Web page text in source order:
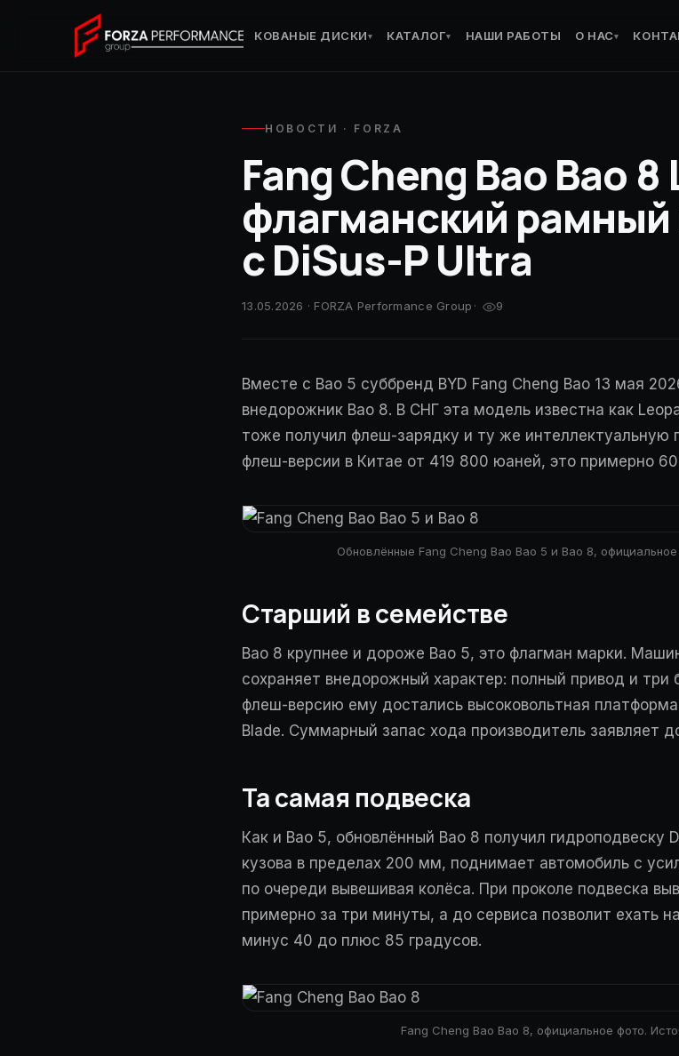
КОВАНЫЕ ДИСКИ▾ КАТАЛОГ▾ НАШИ РАБОТЫ О НАС▾
НОВОСТИ · FORZA
Fang Cheng Bao Bao
флагманский
с DiSus-P Ultra
13.05.2026 · FORZA Performance Group · 9
Вместе с Bao 5 суббренд BYD Fang Cheng Bao 13 мая
внедорожник Bao 8. В СНГ эта модель известна как
тоже получил флеш-зарядку и ту же интеллектуальную
флеш-версии в Китае от 419 800 юаней, это примерно
Обновлённые Fang Cheng Bao Bao 5 и Bao 8, официальное
Старший в семействе
Bao 8 крупнее и дороже Bao 5, это флагман марки.
сохраняет внедорожный характер: полный привод и три
флеш-версию ему достались высоковольтная
Blade. Суммарный запас хода производитель заявляет
Та самая подвеска
Как и Bao 5, обновлённый Bao 8 получил гидроподвеску
кузова в пределах 200 мм, поднимает автомобиль с
по очереди вывешивая колёса. При проколе подвеска
примерно за три минуты, а до сервиса позволит ехать
минус 40 до плюс 85 градусов.
Fang Cheng Bao Bao 8, официальное фото.